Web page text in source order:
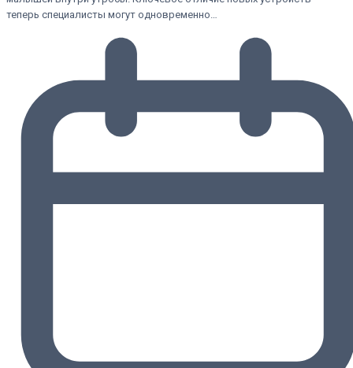
теперь специалисты могут одновременно…